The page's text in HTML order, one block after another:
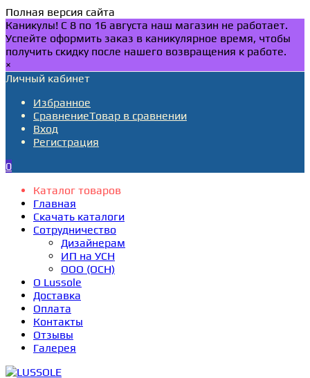
Полная версия сайта
Каникулы! С 8 по 16 августа наш магазин не работает.
Успейте оформить заказ в каникулярное время, чтобы
получить скидку после нашего возвращения к работе.
×
Личный кабинет
Избранное
СравнениеТовар в сравнении
Вход
Регистрация
0
Каталог товаров
Главная
Скачать каталоги
Сотрудничество
Дизайнерам
ИП на УСН
ООО (ОСН)
О Lussole
Доставка
Оплата
Контакты
Отзывы
Галерея